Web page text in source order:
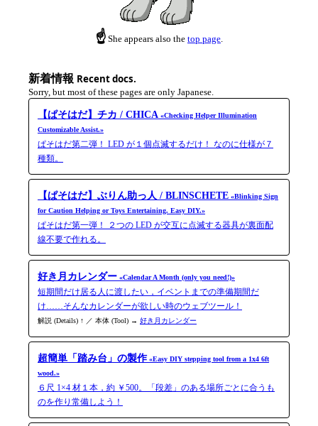
☝ She appears also the top page.
新着情報 Recent docs.
Sorry, but most of these pages are only Japanese.
【ぱそはだ】チカ / CHICA «Checking Helper Illumination
Customizable Assist.»
ぱそはだ第二弾！ LED が１個点滅するだけ！ なのに仕様が７
種類。
【ぱそはだ】ぶりん助っ人 / BLINSCHETE «Blinking Sign
for Caution Helping or Toys Entertaining. Easy DIY.»
ぱそはだ第一弾！ ２つの LED が交互に点滅する器具が裏面配
線不要で作れる。
好き月カレンダー «Calendar A Month (only you need!)»
短期間だけ居る人に渡したい，イベントまでの準備期間だ
け……そんなカレンダーが欲しい時のウェブツール！
解説 (Details) ↑ ／ 本体 (Tool) → 好き月カレンダー
超簡単「踏み台」の製作 «Easy DIY stepping tool from a 1x4 6ft
wood.»
６尺 1×4 材１本，約 ￥500。「段差」のある場所ごとに合うも
のを作り常備しよう！